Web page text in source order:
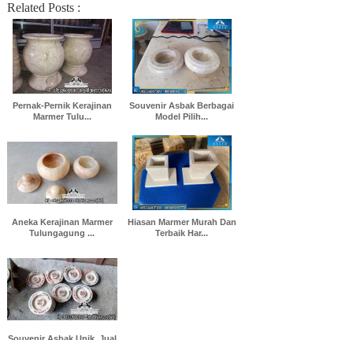
Related Posts :
Pernak-Pernik Kerajinan
Marmer Tulu...
Souvenir Asbak Berbagai
Model Pilih...
Aneka Kerajinan Marmer
Tulungagung ...
Hiasan Marmer Murah Dan
Terbaik Har...